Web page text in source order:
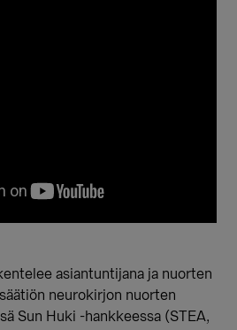
asiantuntijana ja nuorten
neurokirjon nuorten
Sun Huki -hankkeessa (STEA,